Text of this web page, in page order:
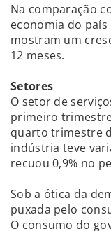
Na comparação
economia do país
mostram um
12 meses.
Setores
O setor de
primeiro
quarto trimestre
indústria teve
recuou 0,9% no
Sob a ótica da
puxada pelo
O consumo do